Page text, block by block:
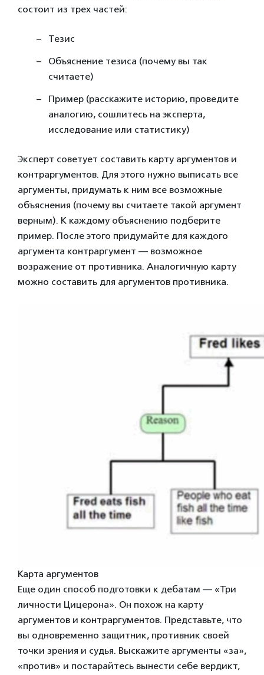
состоит из трех частей:
Тезис
Объяснение тезиса (почему вы так
считаете)
Пример (расскажите историю, проведите
аналогию, сошлитесь на эксперта,
исследование или статистику)
Эксперт советует составить карту аргументов и
контраргументов. Для этого нужно выписать все
аргументы, придумать к ним все возможные
объяснения (почему вы считаете такой аргумент
верным). К каждому объяснению подберите
пример. После этого придумайте для каждого
аргумента контраргумент — возможное
возражение от противника. Аналогичную карту
можно составить для аргументов противника.
Карта аргументов
Еще один способ подготовки к дебатам — «Три
личности Цицерона». Он похож на карту
аргументов и контраргументов. Представьте, что
вы одновременно защитник, противник своей
точки зрения и судья. Выскажите аргументы «за»,
«против» и постарайтесь вынести себе вердикт,